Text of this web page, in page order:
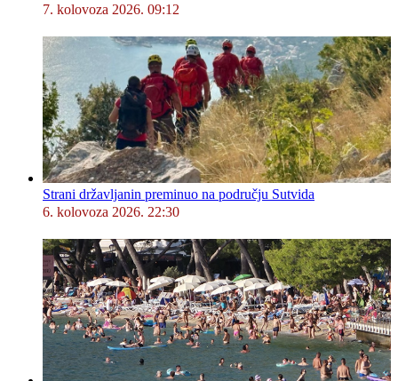
7. kolovoza 2026. 09:12
Strani državljanin preminuo na području Sutvida
6. kolovoza 2026. 22:30